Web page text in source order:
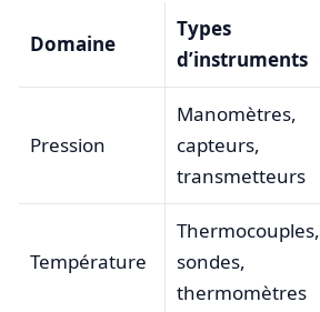
Domaine
Types
d’instruments
Pression
Manomètres,
capteurs,
transmetteurs
Température
Thermocouples,
sondes,
thermomètres